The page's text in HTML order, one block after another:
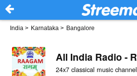
India > Karnataka > Bangalore
All India Radio -
24x7 classical music